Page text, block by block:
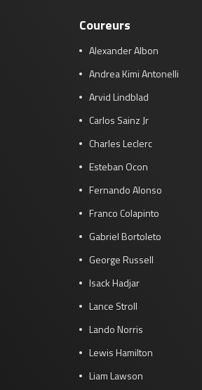
Coureurs
Alexander Albon
Andrea Kimi Antonelli
Arvid Lindblad
Carlos Sainz Jr
Charles Leclerc
Esteban Ocon
Fernando Alonso
Franco Colapinto
Gabriel Bortoleto
George Russell
Isack Hadjar
Lance Stroll
Lando Norris
Lewis Hamilton
Liam Lawson